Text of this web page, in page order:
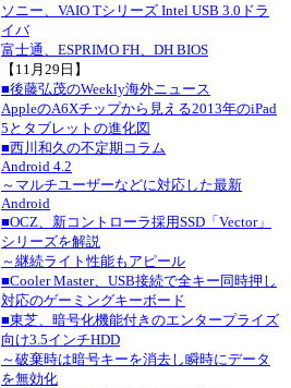
ソニー、VAIO Tシリーズ Intel USB 3.0ドラ
イバ
富士通、ESPRIMO FH、DH BIOS
【11月29日】
■後藤弘茂のWeekly海外ニュース
AppleのA6Xチップから見える2013年のiPad
5とタブレットの進化図
■西川和久の不定期コラム
Android 4.2
～マルチユーザーなどに対応した最新
Android
■OCZ、新コントローラ採用SSD「Vector」
シリーズを解説
～継続ライト性能もアピール
■Cooler Master、USB接続で全キー同時押し
対応のゲーミングキーボード
■東芝、暗号化機能付きのエンタープライズ
向け3.5インチHDD
～破棄時は暗号キーを消去し瞬時にデータ
を無効化